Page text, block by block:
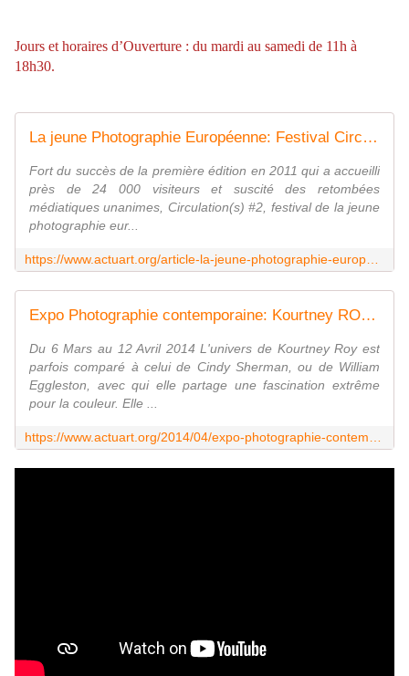
Jours et horaires d’Ouverture : du mardi au samedi de 11h à
18h30.
La jeune Photographie Européenne: Festival Circulation 2012 - ACTUART by Eric SIMON
Fort du succès de la première édition en 2011 qui a accueilli
près de 24 000 visiteurs et suscité des retombées
médiatiques unanimes, Circulation(s) #2, festival de la jeune
photographie eur...
Expo Photographie contemporaine: Kourtney ROY "Fixed in No-Time" - ACTUART by Eric SIMON
Du 6 Mars au 12 Avril 2014 L'univers de Kourtney Roy est
parfois comparé à celui de Cindy Sherman, ou de William
Eggleston, avec qui elle partage une fascination extrême
pour la couleur. Elle ...